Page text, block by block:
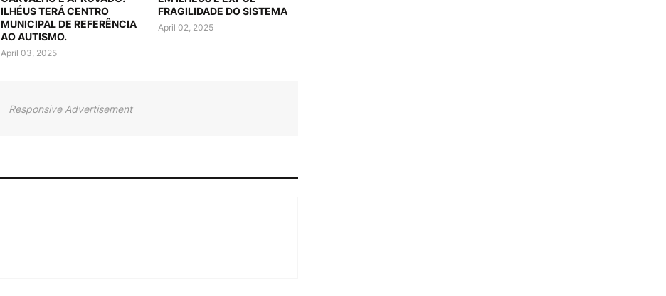
ILHÉUS TERÁ CENTRO
MUNICIPAL DE REFERÊNCIA
AO AUTISMO.
April 03, 2025
FRAGILIDADE DO SISTEMA
April 02, 2025
Responsive Advertisement